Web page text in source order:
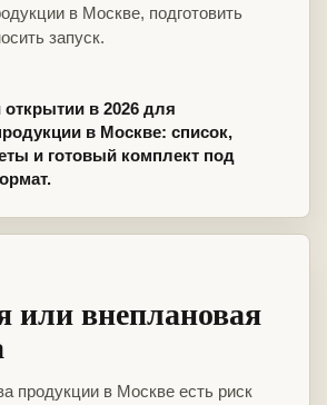
в Москве, подготовить
запуск.
в 2026 для
в Москве: список,
и готовый комплект под
или внеплановая
продукции в Москве есть риск